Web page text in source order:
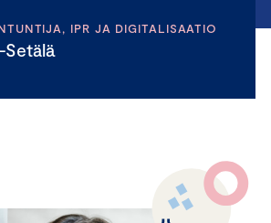
IPR JA DIGITALISAATIO
Setälä